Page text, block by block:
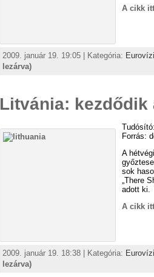
A cikk
2009. január 19. 19:05 | Kategória:
lezárva)
Litvánia: kezdődik
Forrás:
A
sok
„There
adott ki.
A cikk
2009. január 19. 18:38 | Kategória:
lezárva)